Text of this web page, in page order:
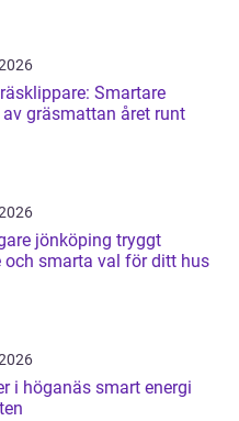
Smartare
gräsmattan året runt
jönköping tryggt
och smarta val för ditt hus
smart energi